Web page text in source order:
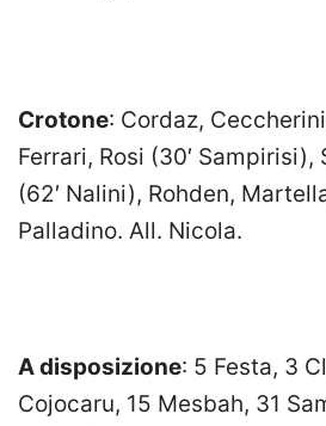
Crotone: Cordaz,
Ferrari, Rosi (30′
(62′ Nalini), Rohden,
Palladino. All. Nicola.
A disposizione: 5 Festa, 3
Cojocaru, 15 Mesbah, 31